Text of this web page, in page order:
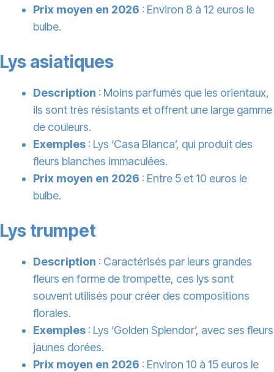
Prix moyen en 2026 : Environ 8 à 12 euros le
bulbe.
Lys asiatiques
Description : Moins parfumés que les orientaux,
ils sont très résistants et offrent une large gamme
de couleurs.
Exemples : Lys ‘Casa Blanca’, qui produit des
fleurs blanches immaculées.
Prix moyen en 2026 : Entre 5 et 10 euros le
bulbe.
Lys trumpet
Description : Caractérisés par leurs grandes
fleurs en forme de trompette, ces lys sont
souvent utilisés pour créer des compositions
florales.
Exemples : Lys ‘Golden Splendor’, avec ses fleurs
jaunes dorées.
Prix moyen en 2026 : Environ 10 à 15 euros le